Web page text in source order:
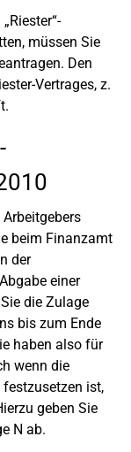
müssen Sie
Den
Vertrages, z.
beim Finanzamt
der
einer
die Zulage
bis zum Ende
haben also für
wenn die
ist,
geben Sie
N ab.